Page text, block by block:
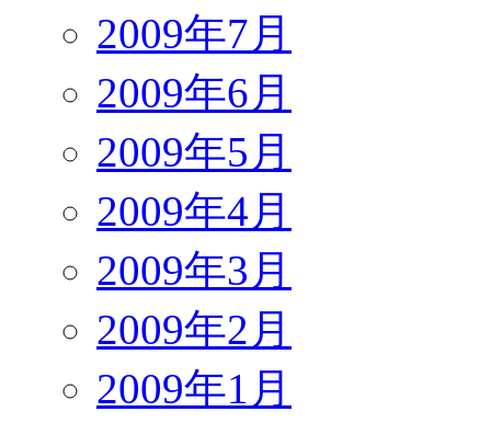
2009年7月
2009年6月
2009年5月
2009年4月
2009年3月
2009年2月
2009年1月